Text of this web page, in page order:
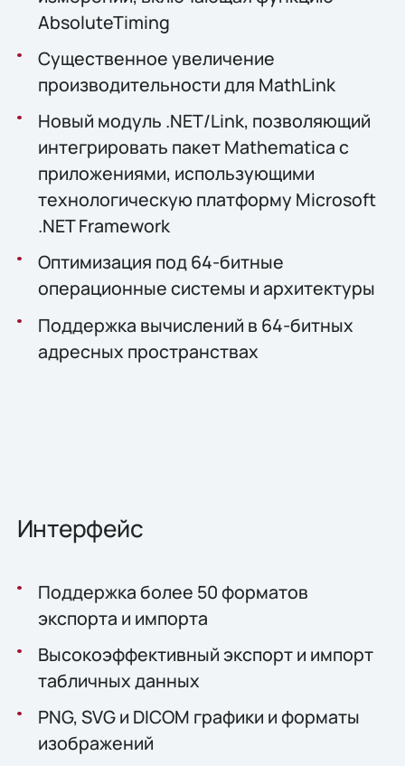
AbsoluteTiming
Существенное увеличение
производительности для MathLink
Новый модуль .NET/Link, позволяющий
интегрировать пакет Mathematica с
приложениями, использующими
технологическую платформу Microsoft
.NET Framework
Оптимизация под 64-битные
операционные системы и архитектуры
Поддержка вычислений в 64-битных
адресных пространствах
Интерфейс
Поддержка более 50 форматов
экспорта и импорта
Высокоэффективный экспорт и импорт
табличных данных
PNG, SVG и DICOM графики и форматы
изображений